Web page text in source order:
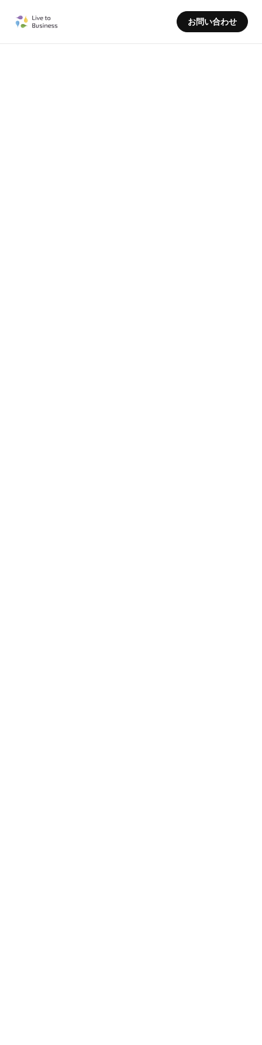
お問い合わせ